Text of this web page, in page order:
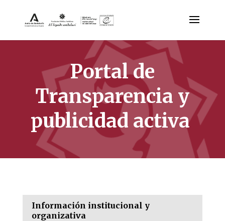
Portal de
Transparencia y
publicidad activa
Información institucional y
organizativa